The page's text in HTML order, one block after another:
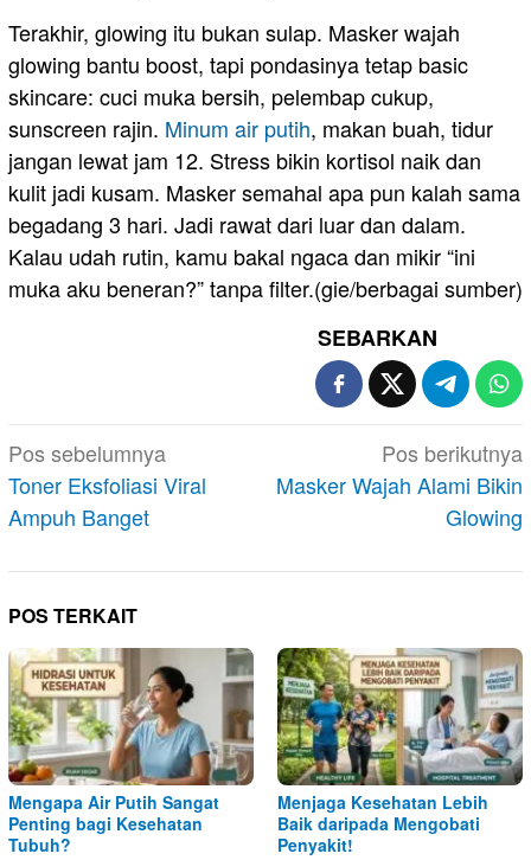
Terakhir, glowing itu bukan sulap. Masker wajah
glowing bantu boost, tapi pondasinya tetap basic
skincare: cuci muka bersih, pelembap cukup,
sunscreen rajin. Minum air putih, makan buah, tidur
jangan lewat jam 12. Stress bikin kortisol naik dan
kulit jadi kusam. Masker semahal apa pun kalah sama
begadang 3 hari. Jadi rawat dari luar dan dalam.
Kalau udah rutin, kamu bakal ngaca dan mikir “ini
muka aku beneran?” tanpa filter.(gie/berbagai sumber)
SEBARKAN
Navigasi
pos
Pos sebelumnya
Toner Eksfoliasi Viral
Ampuh Banget
Pos berikutnya
Masker Wajah Alami Bikin
Glowing
POS TERKAIT
Mengapa Air Putih Sangat
Penting bagi Kesehatan
Tubuh?
Menjaga Kesehatan Lebih
Baik daripada Mengobati
Penyakit!